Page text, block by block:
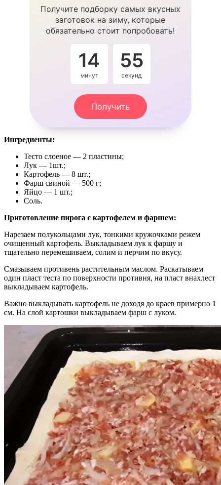
Получите подборку самых вкусных
заготовок на зиму, которые
обязательно стоит попробовать!
14
минут
54
секунды
Получить
Ингредиенты:
Тесто слоеное — 2 пластины;
Лук — 1шт.;
Картофель — 8 шт.;
Фарш свиной — 500 г;
Яйцо — 1 шт.;
Соль.
Приготовление пирога с картофелем и фаршем:
Нарезаем полукольцами лук, тонкими кружочками режем
очищенный картофель. Выкладываем лук к фаршу и
тщательно перемешиваем, солим и перчим по вкусу.
Смазываем противень растительным маслом. Раскатываем
один пласт теста по поверхности противня, на пласт внахлест
выкладываем картофель.
Важно выкладывать картофель не доходя до краев примерно 1
см. На слой картошки выкладываем фарш с луком.